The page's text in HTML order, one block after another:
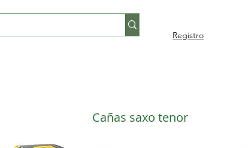
Registro
Cañas saxo tenor